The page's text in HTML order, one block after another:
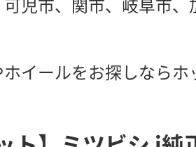
児市、関市、岐阜市
イールをお探しなら